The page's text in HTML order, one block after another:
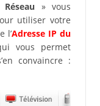
» vous
utiliser votre
l’Adresse IP du
vous permet
convaincre :